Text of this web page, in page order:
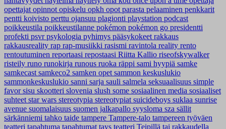
opettajat opinnot opiskelu opkh opot parasta pelaaminen penkkarit
pentti koivisto perttu ojansuu plagionti playstation podcast
poikkeustila poikkeustilanne pokémon pokémon go presidentti
profekti psvrpsykologia pyhimys pääsykokeet rakkaus
rakkausreality rap rap-musiikki rasismi ravintola reality rento
rentoutuminen reportaasi repostaasi Riitta Kallio riseofskywalker
risteily runo runokirja runous ruoka räppi sami hyypiä samke
samkecast samkeco2 samken opet sammon keskuslukio
sammonkeskuslukio sanni sarja sauli salmela seksuaalisuus simple
favorsisu skootteri slovenia slush some sosiaalinen media sosiaaliset
suhteet star wars stereotypia stereotypiat suicideboys suklaa sunrise
avenue suomalaisuus suomen jalkapallo syysloma sza sällit
särkänniemi tahko taide tampere Tampere-talo tampereen työväen
teatteri tapahtuma tapahtumat tays teatteri Teipillä tai rakkaudella